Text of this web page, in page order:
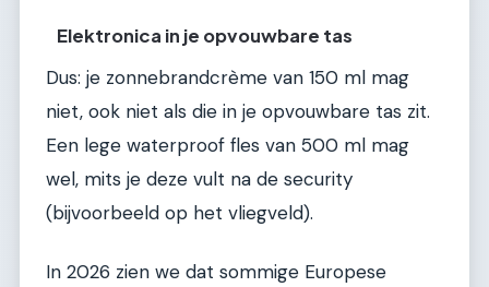
Elektronica in je opvouwbare tas
Dus: je zonnebrandcrème van 150 ml mag
niet, ook niet als die in je opvouwbare tas zit.
Een lege waterproof fles van 500 ml mag
wel, mits je deze vult na de security
(bijvoorbeeld op het vliegveld).
In 2026 zien we dat sommige Europese